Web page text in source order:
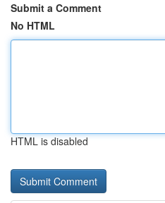
Submit a Comment
No HTML
HTML is disabled